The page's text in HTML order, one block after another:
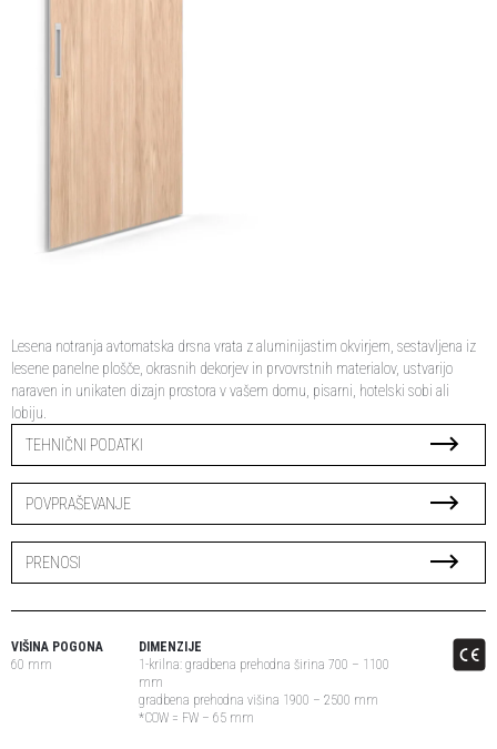
Lesena notranja avtomatska drsna vrata z aluminijastim okvirjem, sestavljena iz
lesene panelne plošče, okrasnih dekorjev in prvovrstnih materialov, ustvarijo
naraven in unikaten dizajn prostora v vašem domu, pisarni, hotelski sobi ali
lobiju.
TEHNIČNI PODATKI
POVPRAŠEVANJE
PRENOSI
VIŠINA POGONA
60 mm
DIMENZIJE
1-krilna: gradbena prehodna širina 700 – 1100
mm
gradbena prehodna višina 1900 – 2500 mm
*COW = FW – 65 mm